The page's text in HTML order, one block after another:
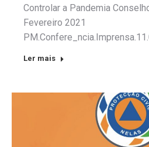
Controlar a Pandemia
Fevereiro 2021
Ler mais